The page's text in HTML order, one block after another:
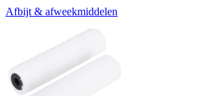
Afbijt & afweekmiddelen